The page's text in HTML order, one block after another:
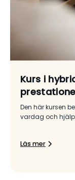
Kurs i
Den här kursen
vardag och
Läs mer